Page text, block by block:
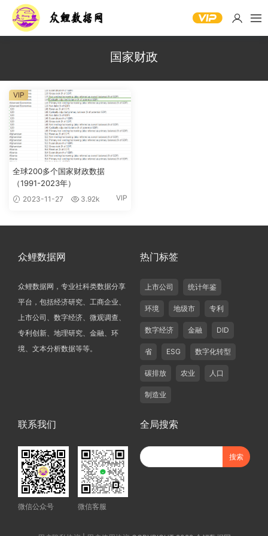
国家财政
全球200多个国家财政数据
（1991-2023年）
2023-11-27 3.92k VIP
VIP
众鲤数据网
众鲤数据网，专业社科类数据分享
平台，包括经济研究、工商企业、
上市公司、数字经济、微观调查、
专利创新、地理研究、金融、环
境、文本分析数据等等。
热门标签
上市公司 统计年鉴
环境 地级市 专利
数字经济 金融 DID
省 ESG 数字化转型
碳排放 农业 人口
制造业
联系我们
微信公众号 微信客服
全局搜索